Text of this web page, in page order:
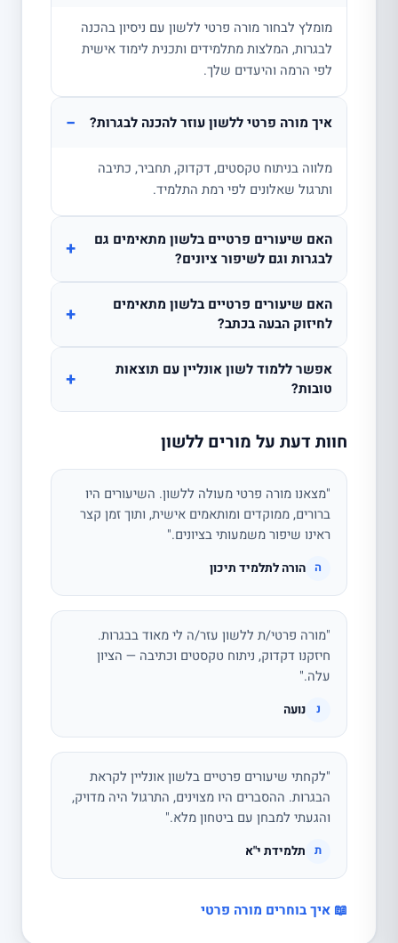
מומלץ לבחור מורה פרטי ללשון עם ניסיון בהכנה
לבגרות, המלצות מתלמידים ותכנית לימוד אישית
לפי הרמה והיעדים שלך.
איך מורה פרטי ללשון עוזר להכנה לבגרות? −
מלווה בניתוח טקסטים, דקדוק, תחביר, כתיבה
ותרגול שאלונים לפי רמת התלמיד.
האם שיעורים פרטיים בלשון מתאימים גם
לבגרות וגם לשיפור ציונים?
+
האם שיעורים פרטיים בלשון מתאימים
לחיזוק הבעה בכתב?
+
אפשר ללמוד לשון אונליין עם תוצאות
טובות?
+
חוות דעת על מורים ללשון
"מצאנו מורה פרטי מעולה ללשון. השיעורים היו
ברורים, ממוקדים ומותאמים אישית, ותוך זמן קצר
ראינו שיפור משמעותי בציונים."
ה הורה לתלמיד תיכון
"מורה פרטי/ת ללשון עזר/ה לי מאוד בבגרות.
חיזקנו דקדוק, ניתוח טקסטים וכתיבה — הציון
עלה."
נ נועה
"לקחתי שיעורים פרטיים בלשון אונליין לקראת
הבגרות. ההסברים היו מצוינים, התרגול היה מדויק,
והגעתי למבחן עם ביטחון מלא."
ת תלמידת י"א
📖 איך בוחרים מורה פרטי